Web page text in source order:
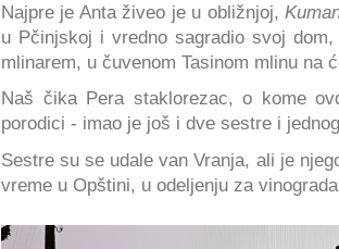
Najpre je Anta živeo je u obližnjoj,
u Pčinjskoj i vredno sagradio svoj
mlinarem, u čuvenom Tasinom mlinu na
Naš čika Pera staklorezac, o kome
porodici - imao je još i dve sestre i
Sestre su se udale van Vranja, ali je
vreme u Opštini, u odeljenju za